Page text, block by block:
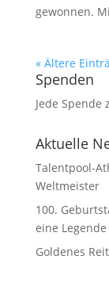
gewonnen.
« Ältere
Spenden
Jede Spende
Aktuelle
Talentpool-
Weltmeister
100.
eine
Goldenes